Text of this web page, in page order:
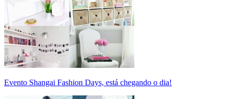
Evento Shangai Fashion Days, está chegando o dia!